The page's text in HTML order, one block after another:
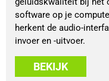
software op je
herkent de audio-
invoer en -uitvoer.
BEKIJK